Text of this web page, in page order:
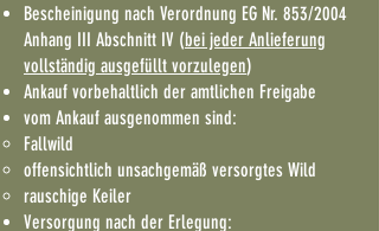
Bescheinigung nach Verordnung EG Nr. 853/2004
Anhang III Abschnitt IV (bei jeder Anlieferung
vollständig ausgefüllt vorzulegen)
Ankauf vorbehaltlich der amtlichen Freigabe
vom Ankauf ausgenommen sind:
Fallwild
offensichtlich unsachgemäß versorgtes Wild
rauschige Keiler
Versorgung nach der Erlegung: